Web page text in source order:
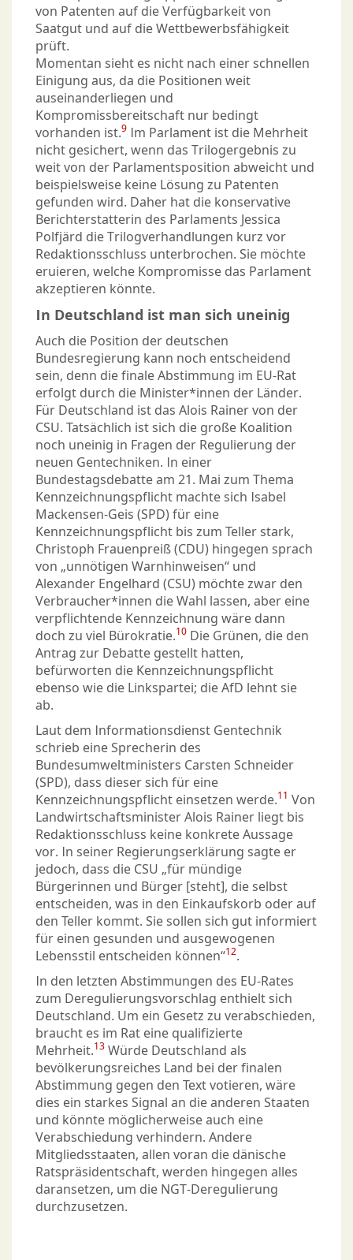
von Patenten auf die Verfügbarkeit von
Saatgut und auf die Wettbewerbsfähigkeit
prüft.
Momentan sieht es nicht nach einer schnellen
Einigung aus, da die Positionen weit
auseinanderliegen und
Kompromissbereitschaft nur bedingt
vorhanden ist.9 Im Parlament ist die Mehrheit
nicht gesichert, wenn das Trilogergebnis zu
weit von der Parlamentsposition abweicht und
beispielsweise keine Lösung zu Patenten
gefunden wird. Daher hat die konservative
Berichterstatterin des Parlaments Jessica
Polfjärd die Trilogverhandlungen kurz vor
Redaktionsschluss unterbrochen. Sie möchte
eruieren, welche Kompromisse das Parlament
akzeptieren könnte.
In Deutschland ist man sich uneinig
Auch die Position der deutschen
Bundesregierung kann noch entscheidend
sein, denn die finale Abstimmung im EU-Rat
erfolgt durch die Minister*innen der Länder.
Für Deutschland ist das Alois Rainer von der
CSU. Tatsächlich ist sich die große Koalition
noch uneinig in Fragen der Regulierung der
neuen Gentechniken. In einer
Bundestagsdebatte am 21. Mai zum Thema
Kennzeichnungspflicht machte sich Isabel
Mackensen-Geis (SPD) für eine
Kennzeichnungspflicht bis zum Teller stark,
Christoph Frauenpreiß (CDU) hingegen sprach
von „unnötigen Warnhinweisen“ und
Alexander Engelhard (CSU) möchte zwar den
Verbraucher*innen die Wahl lassen, aber eine
verpflichtende Kennzeichnung wäre dann
doch zu viel Bürokratie.10 Die Grünen, die den
Antrag zur Debatte gestellt hatten,
befürworten die Kennzeichnungspflicht
ebenso wie die Linkspartei; die AfD lehnt sie
ab.
Laut dem Informationsdienst Gentechnik
schrieb eine Sprecherin des
Bundesumweltministers Carsten Schneider
(SPD), dass dieser sich für eine
Kennzeichnungspflicht einsetzen werde.11 Von
Landwirtschaftsminister Alois Rainer liegt bis
Redaktionsschluss keine konkrete Aussage
vor. In seiner Regierungserklärung sagte er
jedoch, dass die CSU „für mündige
Bürgerinnen und Bürger [steht], die selbst
entscheiden, was in den Einkaufskorb oder auf
den Teller kommt. Sie sollen sich gut informiert
für einen gesunden und ausgewogenen
Lebensstil entscheiden können“12.
In den letzten Abstimmungen des EU-Rates
zum Deregulierungsvorschlag enthielt sich
Deutschland. Um ein Gesetz zu verabschieden,
braucht es im Rat eine qualifizierte
Mehrheit.13 Würde Deutschland als
bevölkerungsreiches Land bei der finalen
Abstimmung gegen den Text votieren, wäre
dies ein starkes Signal an die anderen Staaten
und könnte möglicherweise auch eine
Verabschiedung verhindern. Andere
Mitgliedsstaaten, allen voran die dänische
Ratspräsidentschaft, werden hingegen alles
daransetzen, um die NGT-Deregulierung
durchzusetzen.